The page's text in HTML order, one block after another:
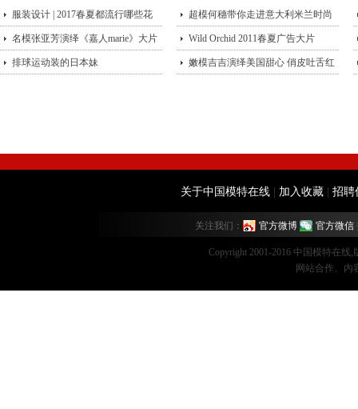
服装设计 | 2017春夏都流行哪些花
型？
超模何穗带你走进意大利米兰时尚
街头
名模张亚芳演绎《嘉人marie》大片 Wild Orchid 2011春夏广告大片
排球运动装的日本妹 嫩模吉吉演绎美国甜心 俏皮吐舌红
关于中国模特在线 加入收藏 招聘
关注我们： 官方微博 官方微信
Copyright 2001-2016 中国模特在线
网站合作、内